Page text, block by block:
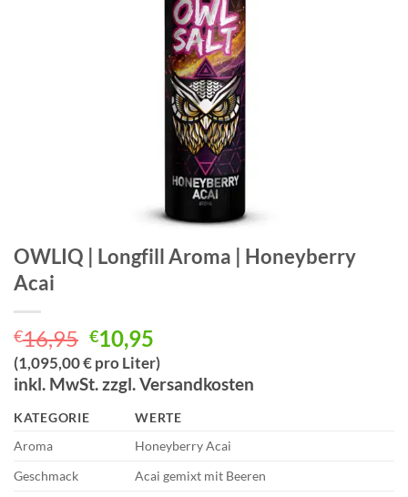
OWLIQ | Longfill Aroma | Honeyberry
Acai
€16,95 Ursprünglicher
Preis
war:
€10,95
Preis
ist:
(1,095,00 € pro Liter)
inkl. MwSt. zzgl. Versandkosten
KATEGORIE
WERTE
Aroma
Honeyberry Acai
Geschmack
Acai gemixt mit Beeren